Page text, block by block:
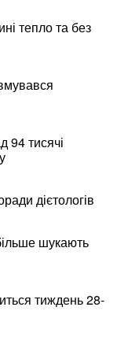
тепло та без
94 тисячі
дієтологів
шукають
тиждень 28-